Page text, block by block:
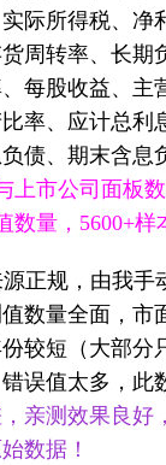
际所得税、净
周转率、长期
每股收益、主
率、应计总利
债、期末含息
上市公司面板
数量，5600+样
正规，由我手
数量全面，市
较短（大部分
误值太多，此
亲测效果良好
数据！